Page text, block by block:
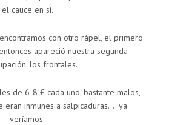
el cauce en sí.
con otro rápel, el primero
apareció nuestra segunda
los frontales.
de 6-8 € cada uno, bastante malos,
eran inmunes a salpicaduras…. ya
veríamos.